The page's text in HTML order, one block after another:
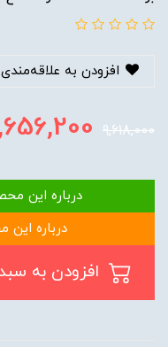
افزودن به علاقه‌مندی‌ها
9,618,000
درباره این
درباره این